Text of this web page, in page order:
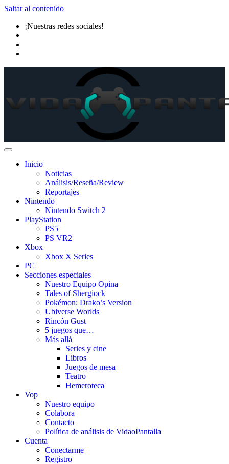
Saltar al contenido
¡Nuestras redes sociales!
Inicio
Noticias
Análisis/Reseña/Review
Reportajes
Nintendo
Nintendo Switch 2
PlayStation
PS5
PS VR2
Xbox
Xbox X Series
PC
Secciones especiales
Nuestro Equipo Opina
Tales of Shergiock
Pokémon: Drako’s Version
Ubiverse Worlds
Rincón Gust
5 juegos que…
Más allá
Series y cine
Libros
Juegos de mesa
Teatro
Hemeroteca
Vop
Nuestro equipo
Colabora
Contacto
Política de análisis de VidaoPantalla
Cuenta
Conectarme
Registro